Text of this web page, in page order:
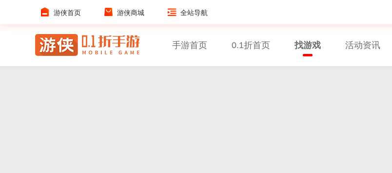
游侠首页 游侠商城 全站导航
手游首页 0.1折首页 找游戏 活动资讯